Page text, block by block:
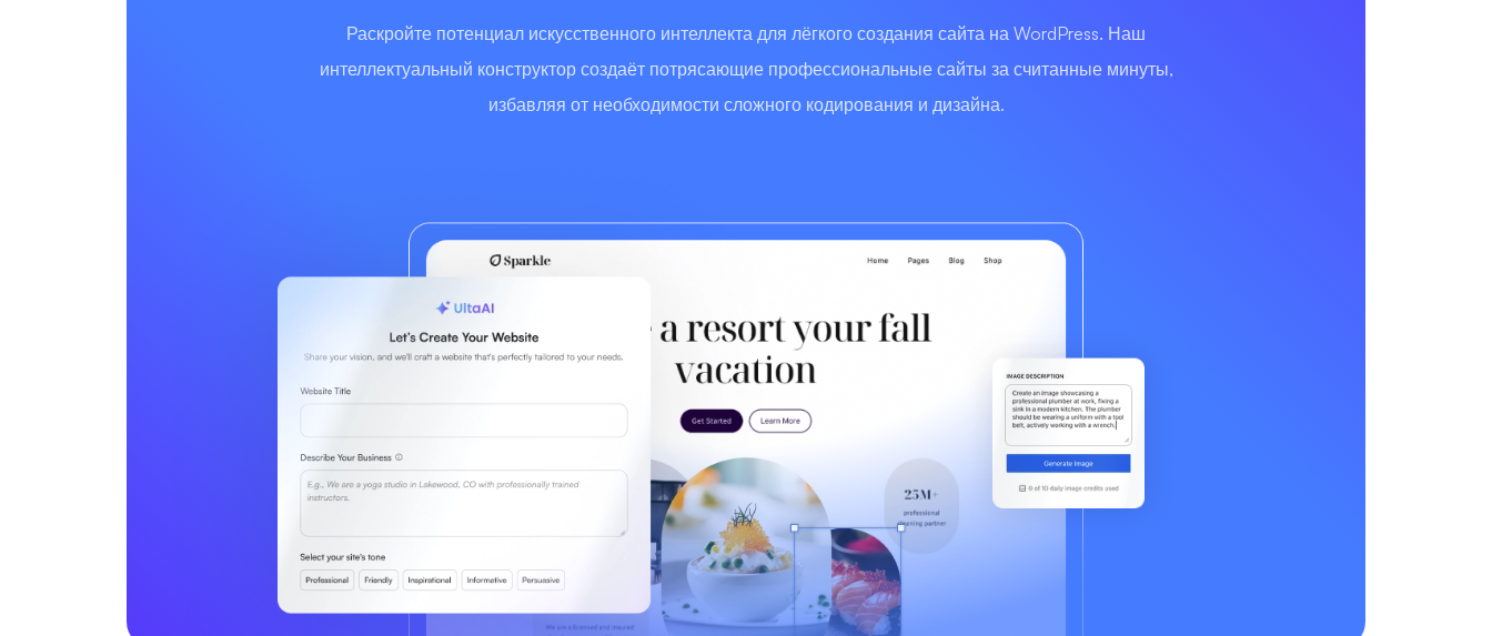
Раскройте потенциал искусственного интеллекта для лёгкого создания сайта на WordPress. Наш
интеллектуальный конструктор создаёт потрясающие профессиональные сайты за считанные минуты,
избавляя от необходимости сложного кодирования и дизайна.